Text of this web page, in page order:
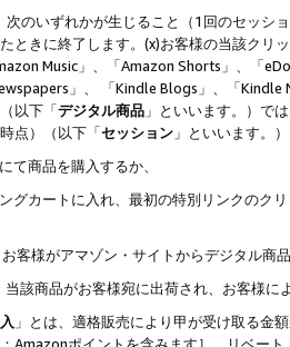
次のいずれかが生じること（1回のセッシ
ときに終了します。(x)お客様の当該ク
Music」、「Amazon Shorts」、「
」、 「Kindle Blogs」、「
以下「デジタル商品 」といいます。）で
点）（以下「セッション 」といいます。
て商品を購入するか、
グカートに入れ、最初の特別リンクのク
客様がアマゾン・サイトからデジタル
該商品がお客様宛に出荷され、お客様
」とは、適格販売により甲が受け取る金
Amazonポイントを含みます］、リベー